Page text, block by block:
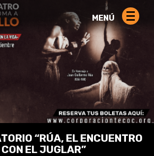
MENÚ
“RÚA, EL ENCUENTRO
CON EL JUGLAR”